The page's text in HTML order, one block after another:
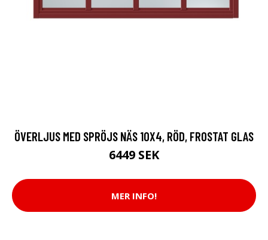
ÖVERLJUS MED SPRÖJS NÄS 10X4, RÖD, FROSTAT GLAS
6449 SEK
MER INFO!